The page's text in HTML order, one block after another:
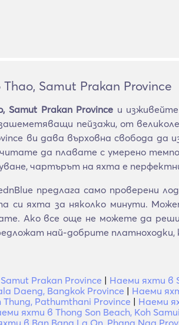
Samut Prakan Province
Samut Prakan Province и
пейзажи, от
ви дава върховна свобода
да плавате с умерено
чартърът на яхта е
предлага само проверени
си яхта за няколко минути.
Ако все още не можете да
най-добрите
Prakan Province | Наеми яхти в
Daeng, Bangkok Province | Наеми
Pathumthani Province | Наеми
яхти в Thong Son Beach, Koh Samui
в Ban Bang La On, Phang Nga